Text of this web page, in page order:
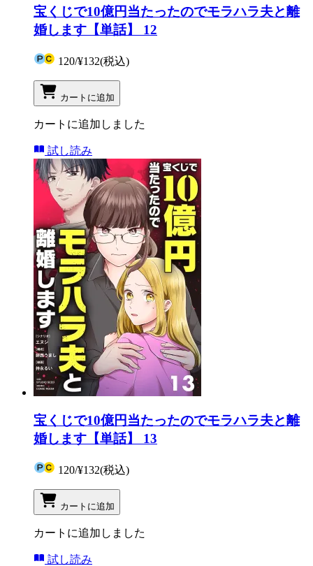
宝くじで10億円当たったのでモラハラ夫と離
婚します【単話】 12
120/¥132(税込)
カートに追加
カートに追加しました
試し読み
宝くじで10億円当たったのでモラハラ夫と離
婚します【単話】 13
120/¥132(税込)
カートに追加
カートに追加しました
試し読み